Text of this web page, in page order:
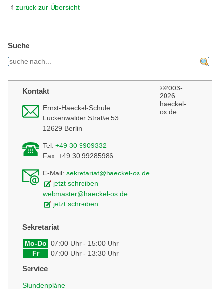
zurück zur Übersicht
Suche
Kontakt
Ernst-Haeckel-Schule
Luckenwalder Straße 53
12629 Berlin
Tel: +49 30 9909332
Fax: +49 30 99285986
E-Mail: sekretariat@haeckel-os.de
jetzt schreiben
webmaster@haeckel-os.de
jetzt schreiben
Sekretariat
Mo-Do 07:00 Uhr - 15:00 Uhr
Fr
07:00 Uhr - 13:30 Uhr
Service
Stundenpläne
©2003-
2026
haeckel-
os.de